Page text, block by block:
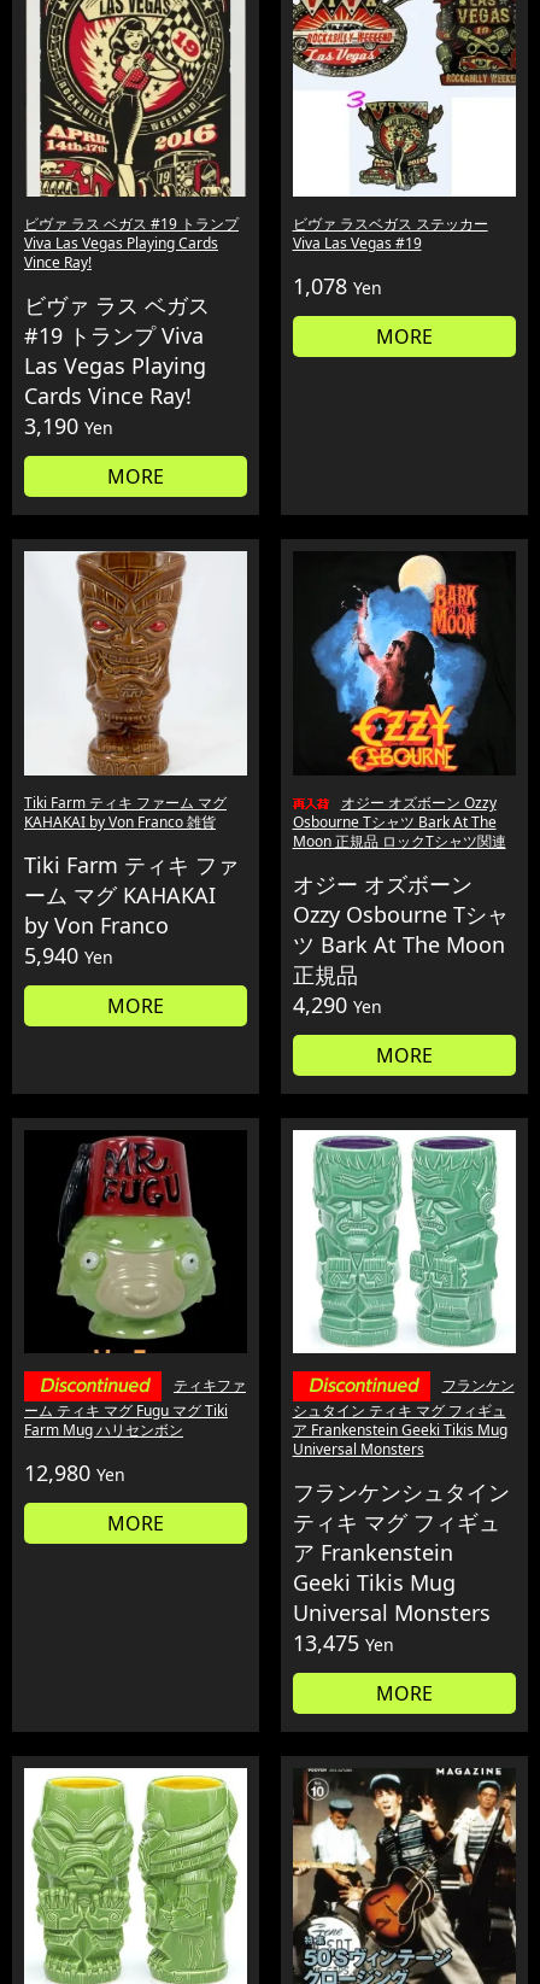
ビヴァ ラス ベガス #19 トランプ
Viva Las Vegas Playing Cards
Vince Ray!
ビヴァ ラス ベガス
#19 トランプ Viva
Las Vegas Playing
Cards Vince Ray!
3,190 Yen
MORE
ビヴァ ラスベガス ステッカー
Viva Las Vegas #19
1,078 Yen
MORE
Tiki Farm ティキ ファーム マグ
KAHAKAI by Von Franco 雑貨
Tiki Farm ティキ ファ
ーム マグ KAHAKAI
by Von Franco
5,940 Yen
MORE
オジー オズボーン Ozzy
Osbourne Tシャツ Bark At The
Moon 正規品 ロックTシャツ関連
オジー オズボーン
Ozzy Osbourne Tシャ
ツ Bark At The Moon
正規品
4,290 Yen
MORE
ティキファ
ーム ティキ マグ Fugu マグ Tiki
Farm Mug ハリセンボン
12,980 Yen
MORE
フランケン
シュタイン ティキ マグ フィギュ
ア Frankenstein Geeki Tikis Mug
Universal Monsters
フランケンシュタイン
ティキ マグ フィギュ
ア Frankenstein
Geeki Tikis Mug
Universal Monsters
13,475 Yen
MORE